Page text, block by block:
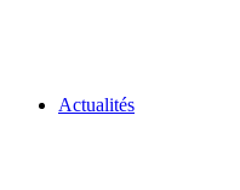
Actualités